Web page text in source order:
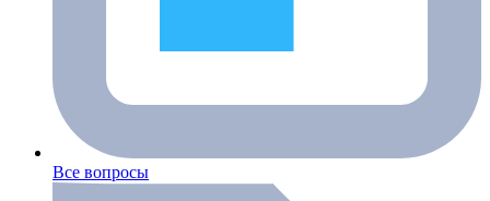
Все вопросы